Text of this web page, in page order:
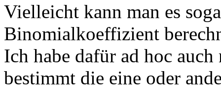
Vielleicht kann man es
Binomialkoeffizient
Ich habe dafür ad hoc
bestimmt die eine oder